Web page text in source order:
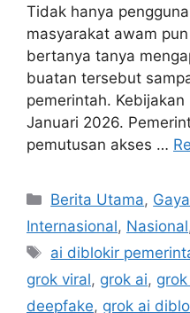
Tidak hanya
masyarakat awam
bertanya tanya
buatan tersebut
pemerintah.
Januari 2026.
pemutusan akses …
Categories
Berita Utama,
Internasional, Nasional
Tags
ai diblokir
grok viral, grok ai,
deepfake, grok ai